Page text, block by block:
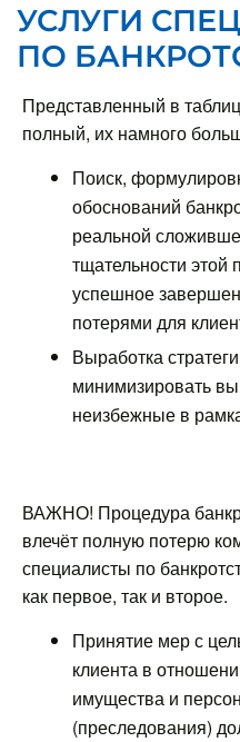
УСЛУГИ
ПО
Представленный в
полный, их намного
Поиск,
обоснований
реальной
тщательности этой
успешное
потерями для
Выработка
минимизировать
неизбежные в
ВАЖНО! Процедура
влечёт полную потерю
специалисты по
как первое, так и второе.
Принятие мер с
клиента в
имущества и
(преследования)